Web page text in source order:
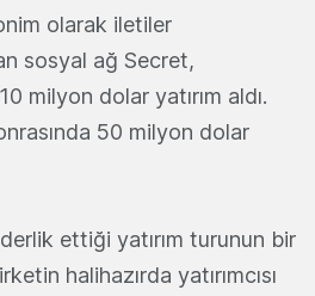
olarak iletiler
sosyal ağ Secret,
milyon dolar yatırım aldı.
50 milyon dolar
ettiği yatırım turunun bir
halihazırda yatırımcısı